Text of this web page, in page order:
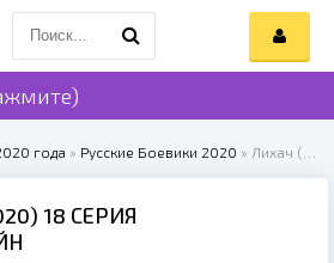
года » Русские Боевики 2020 » Лихач (сериал 2020)
18 СЕРИЯ